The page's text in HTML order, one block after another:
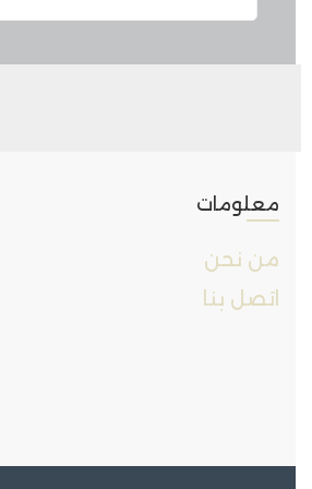
معلومات
من نحن
اتصل بنا